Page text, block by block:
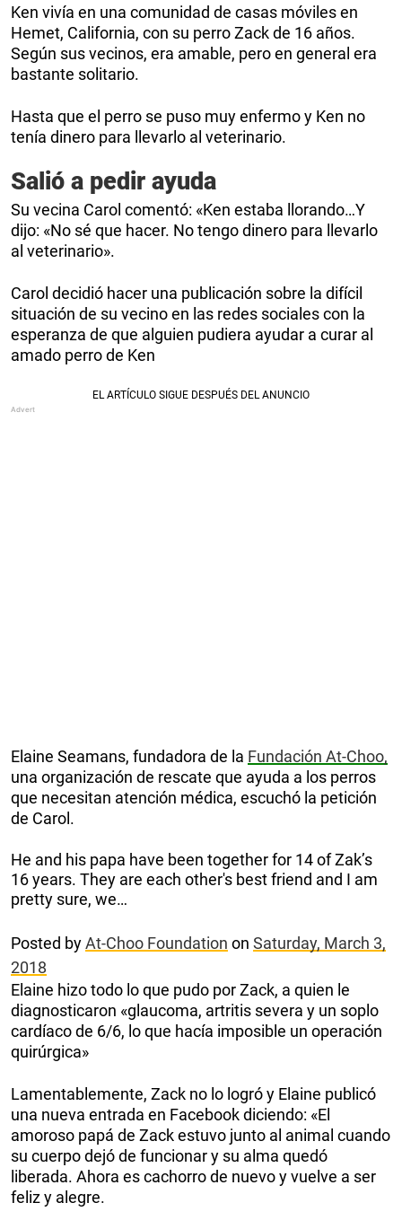
Ken vivía en una comunidad de casas móviles en
Hemet, California, con su perro Zack de 16 años.
Según sus vecinos, era amable, pero en general era
bastante solitario.
Hasta que el perro se puso muy enfermo y Ken no
tenía dinero para llevarlo al veterinario.
Salió a pedir ayuda
Su vecina Carol comentó: «Ken estaba llorando…Y
dijo: «No sé que hacer. No tengo dinero para llevarlo
al veterinario».
Carol decidió hacer una publicación sobre la difícil
situación de su vecino en las redes sociales con la
esperanza de que alguien pudiera ayudar a curar al
amado perro de Ken
Elaine Seamans, fundadora de la Fundación At-Choo,
una organización de rescate que ayuda a los perros
que necesitan atención médica, escuchó la petición
de Carol.
He and his papa have been together for 14 of Zak’s
16 years. They are each other's best friend and I am
pretty sure, we…
Posted byAt-Choo Foundation on Saturday, March 3,
2018
Elaine hizo todo lo que pudo por Zack, a quien le
diagnosticaron «glaucoma, artritis severa y un soplo
cardíaco de 6/6, lo que hacía imposible un operación
quirúrgica»
Lamentablemente, Zack no lo logró y Elaine publicó
una nueva entrada en Facebook diciendo: «El
amoroso papá de Zack estuvo junto al animal cuando
su cuerpo dejó de funcionar y su alma quedó
liberada. Ahora es cachorro de nuevo y vuelve a ser
feliz y alegre.